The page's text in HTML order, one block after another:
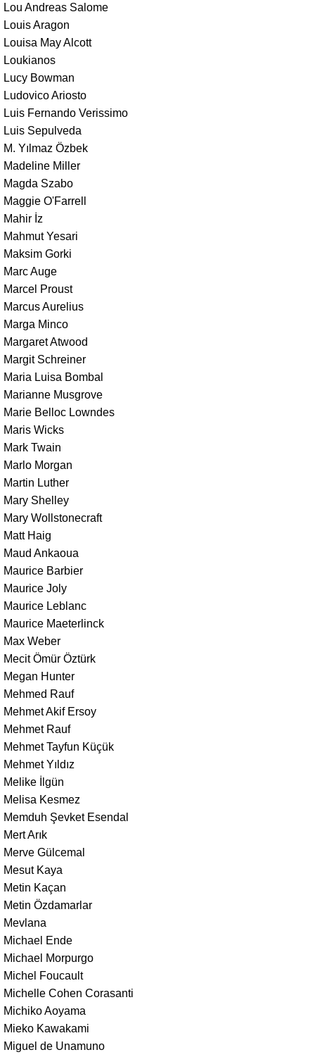
Lou Andreas Salome
Louis Aragon
Louisa May Alcott
Loukianos
Lucy Bowman
Ludovico Ariosto
Luis Fernando Verissimo
Luis Sepulveda
M. Yılmaz Özbek
Madeline Miller
Magda Szabo
Maggie O'Farrell
Mahir İz
Mahmut Yesari
Maksim Gorki
Marc Auge
Marcel Proust
Marcus Aurelius
Marga Minco
Margaret Atwood
Margit Schreiner
Maria Luisa Bombal
Marianne Musgrove
Marie Belloc Lowndes
Maris Wicks
Mark Twain
Marlo Morgan
Martin Luther
Mary Shelley
Mary Wollstonecraft
Matt Haig
Maud Ankaoua
Maurice Barbier
Maurice Joly
Maurice Leblanc
Maurice Maeterlinck
Max Weber
Mecit Ömür Öztürk
Megan Hunter
Mehmed Rauf
Mehmet Akif Ersoy
Mehmet Rauf
Mehmet Tayfun Küçük
Mehmet Yıldız
Melike İlgün
Melisa Kesmez
Memduh Şevket Esendal
Mert Arık
Merve Gülcemal
Mesut Kaya
Metin Kaçan
Metin Özdamarlar
Mevlana
Michael Ende
Michael Morpurgo
Michel Foucault
Michelle Cohen Corasanti
Michiko Aoyama
Mieko Kawakami
Miguel de Unamuno